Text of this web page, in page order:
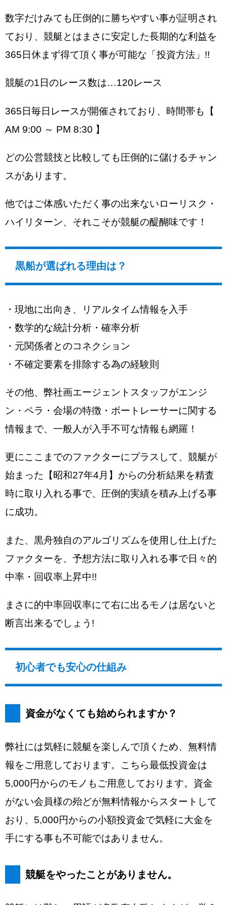
数字だけみても圧倒的に勝ちやすい事が証明され
ており、競艇とはまさに安定した長期的な利益を
365日休まず得て頂く事が可能な「投資方法」!!
競艇の1日のレース数は…120レース
365日毎日レースが開催されており、時間帯も【
AM 9:00 ～ PM 8:30 】
どの公営競技と比較しても圧倒的に儲けるチャン
スがあります。
他ではご体感いただく事の出来ないローリスク・
ハイリターン、それこそが競艇の醍醐味です！
黒船が選ばれる理由は？
・現地に出向き、リアルタイム情報を入手
・数学的な統計分析・確率分析
・元関係者とのコネクション
・不確定要素を排除する為の経験則
その他、弊社画エージェントスタッフがエンジ
ン・ペラ・会場の特徴・ボートレーサーに関する
情報まで、一般人が入手不可な情報も網羅！
更にここまでのファクターにプラスして、競艇が
始まった【昭和27年4月】からの分析結果を精査
時に取り入れる事で、圧倒的実績を積み上げる事
に成功。
また、黒舟独自のアルゴリズムを使用し仕上げた
ファクターを、予想方法に取り入れる事で日々的
中率・回収率上昇中!!
まさに的中率回収率にて右に出るモノは居ないと
断言出来るでしょう!
初心者でも安心の仕組み
資金がなくても始められますか？
弊社には気軽に競艇を楽しんで頂くため、無料情
報をご用意しております。こちら最低投資金は
5,000円からのモノもご用意しております。資金
がない会員様の殆どが無料情報からスタートして
おり、5,000円からの小額投資金で気軽に大金を
手にする事も不可能ではありません。
競艇をやったことがありません。